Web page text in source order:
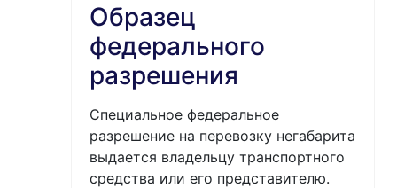
Образец
федерального
разрешения
Специальное федеральное
разрешение на перевозку негабарита
выдается владельцу транспортного
средства или его представителю.